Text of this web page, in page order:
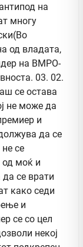
на
многу
од владата,
на ВМРО-
03. 02.
се остава
не може да
и
да се
се
од моќ и
да се врати
како седи
и
се со цел
некој